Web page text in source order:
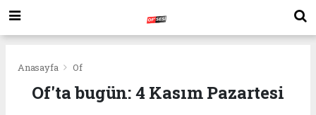
Anasayfa Of
Of'ta bugün: 4 Kasım Pazartesi